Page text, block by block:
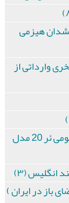
هیزمی
وارداتی از
مبلمان حصیری 4 نفره با فریم آلومینیومی ئر 20 مدل
باز در ایران )